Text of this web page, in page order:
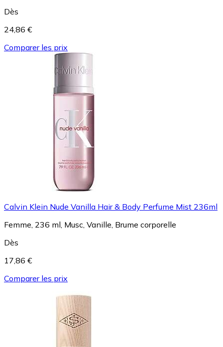
Dès
24,86 €
Comparer les prix
Calvin Klein Nude Vanilla Hair & Body Perfume Mist 236ml
Femme, 236 ml, Musc, Vanille, Brume corporelle
Dès
17,86 €
Comparer les prix